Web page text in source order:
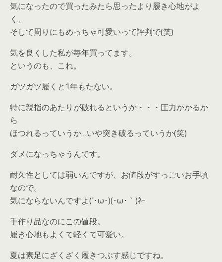
気になったので買ったみたら思ったより履き心地がよ
く、
そして周りにもめっちゃ可愛いって評判で(笑)
気を良くした私が毎年買ってます。
というのも、これ。
ガツガツ履くと1年もたない。
特に親指のあたりが破れるというか・・・圧力かかるか
ら
ほつれるっていうか…いや突き破るっていうか(笑)
ダメになっちゃうんです。
耐久性としては弱いんですが、お値段がすっごいお手頃
なので。
気にならないんですよ(´･ω･)(･ω･｀)ﾈｰ
手作り品なのにこの値段。
履き心地もよくて軽くて可愛い。
夏は素足にざくざく履きつぶす感じですね。